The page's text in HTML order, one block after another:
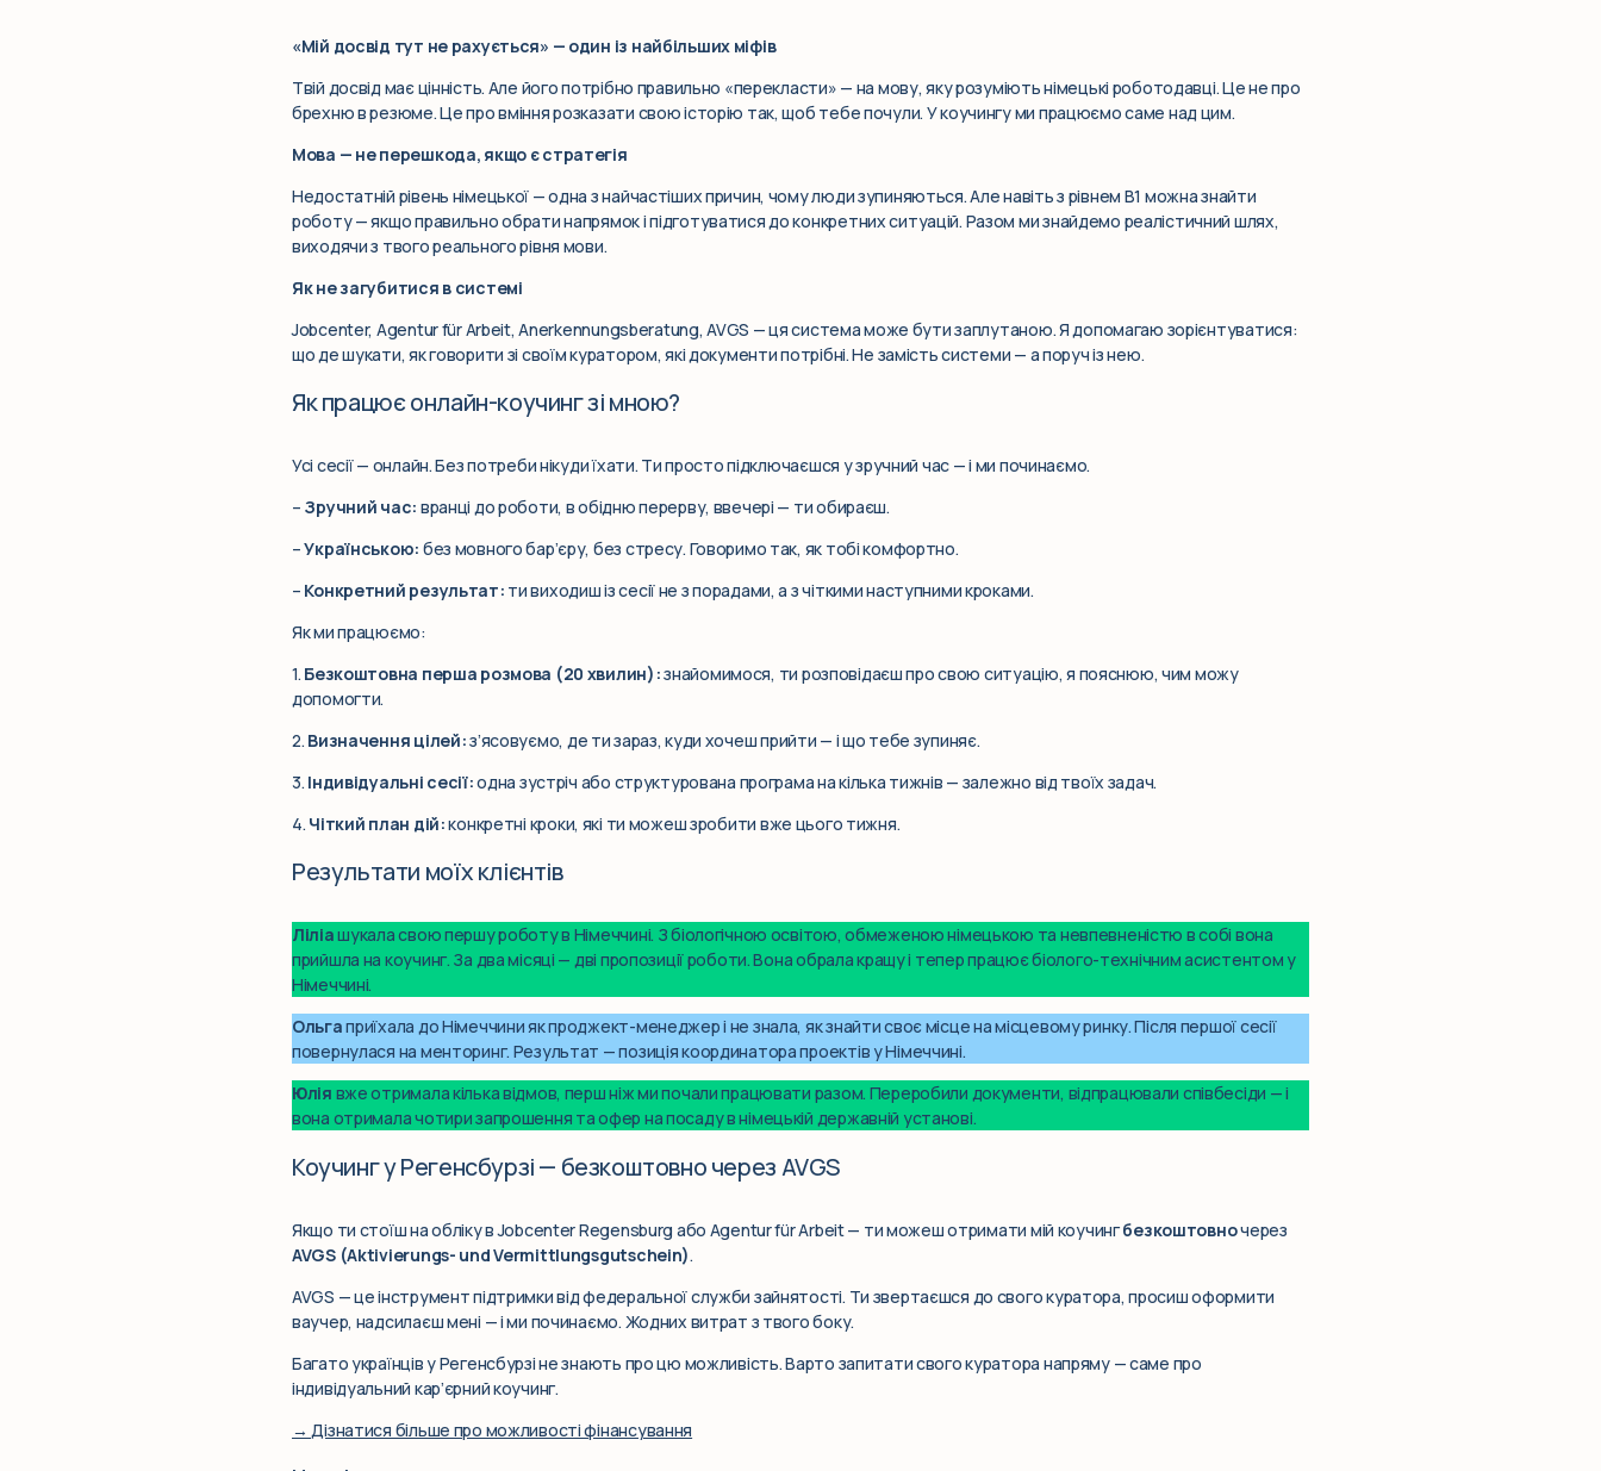
«Мій досвід тут не рахується» — один із найбільших міфів
Твій досвід має цінність. Але його потрібно правильно «перекласти» — на мову, яку розуміють німецькі роботодавці. Це не про
брехню в резюме. Це про вміння розказати свою історію так, щоб тебе почули. У коучингу ми працюємо саме над цим.
Мова — не перешкода, якщо є стратегія
Недостатній рівень німецької — одна з найчастіших причин, чому люди зупиняються. Але навіть з рівнем B1 можна знайти
роботу — якщо правильно обрати напрямок і підготуватися до конкретних ситуацій. Разом ми знайдемо реалістичний шлях,
виходячи з твого реального рівня мови.
Як не загубитися в системі
Jobcenter, Agentur für Arbeit, Anerkennungsberatung, AVGS — ця система може бути заплутаною. Я допомагаю зорієнтуватися:
що де шукати, як говорити зі своїм куратором, які документи потрібні. Не замість системи — а поруч із нею.
Як працює онлайн-коучинг зі мною?
Усі сесії — онлайн. Без потреби нікуди їхати. Ти просто підключаєшся у зручний час — і ми починаємо.
– Зручний час: вранці до роботи, в обідню перерву, ввечері — ти обираєш.
–Українською: без мовного бар’єру, без стресу. Говоримо так, як тобі комфортно.
– Конкретний результат: ти виходиш із сесії не з порадами, а з чіткими наступними кроками.
Як ми працюємо:
1. Безкоштовна перша розмова (20 хвилин):знайомимося, ти розповідаєш про свою ситуацію, я пояснюю, чим можу
допомогти.
2. Визначення цілей:з’ясовуємо, де ти зараз, куди хочеш прийти — і що тебе зупиняє.
3. Індивідуальні сесії:одна зустріч або структурована програма на кілька тижнів — залежно від твоїх задач.
4. Чіткий план дій:конкретні кроки, які ти можеш зробити вже цього тижня.
Результати моїх клієнтів
Ліліашукала свою першу роботу в Німеччині. З біологічною освітою, обмеженою німецькою та невпевненістю в собі вона
прийшла на коучинг. За два місяці — дві пропозиції роботи. Вона обрала кращу і тепер працює біолого-технічним асистентом у
Німеччині.
Ольгаприїхала до Німеччини як проджект-менеджер і не знала, як знайти своє місце на місцевому ринку. Після першої сесії
повернулася на менторинг. Результат — позиція координатора проектів у Німеччині.
Юлія вже отримала кілька відмов, перш ніж ми почали працювати разом. Переробили документи, відпрацювали співбесіди — і
вона отримала чотири запрошення та офер на посаду в німецькій державній установі.
Коучинг у Регенсбурзі — безкоштовно через AVGS
Якщо ти стоїш на обліку в Jobcenter Regensburg або Agentur für Arbeit — ти можеш отримати мій коучингбезкоштовночерез
AVGS (Aktivierungs- und Vermittlungsgutschein).
AVGS — це інструмент підтримки від федеральної служби зайнятості. Ти звертаєшся до свого куратора, просиш оформити
ваучер, надсилаєш мені — і ми починаємо. Жодних витрат з твого боку.
Багато українців у Регенсбурзі не знають про цю можливість. Варто запитати свого куратора напряму — саме про
індивідуальний кар’єрний коучинг.
→ Дізнатися більше про можливості фінансування